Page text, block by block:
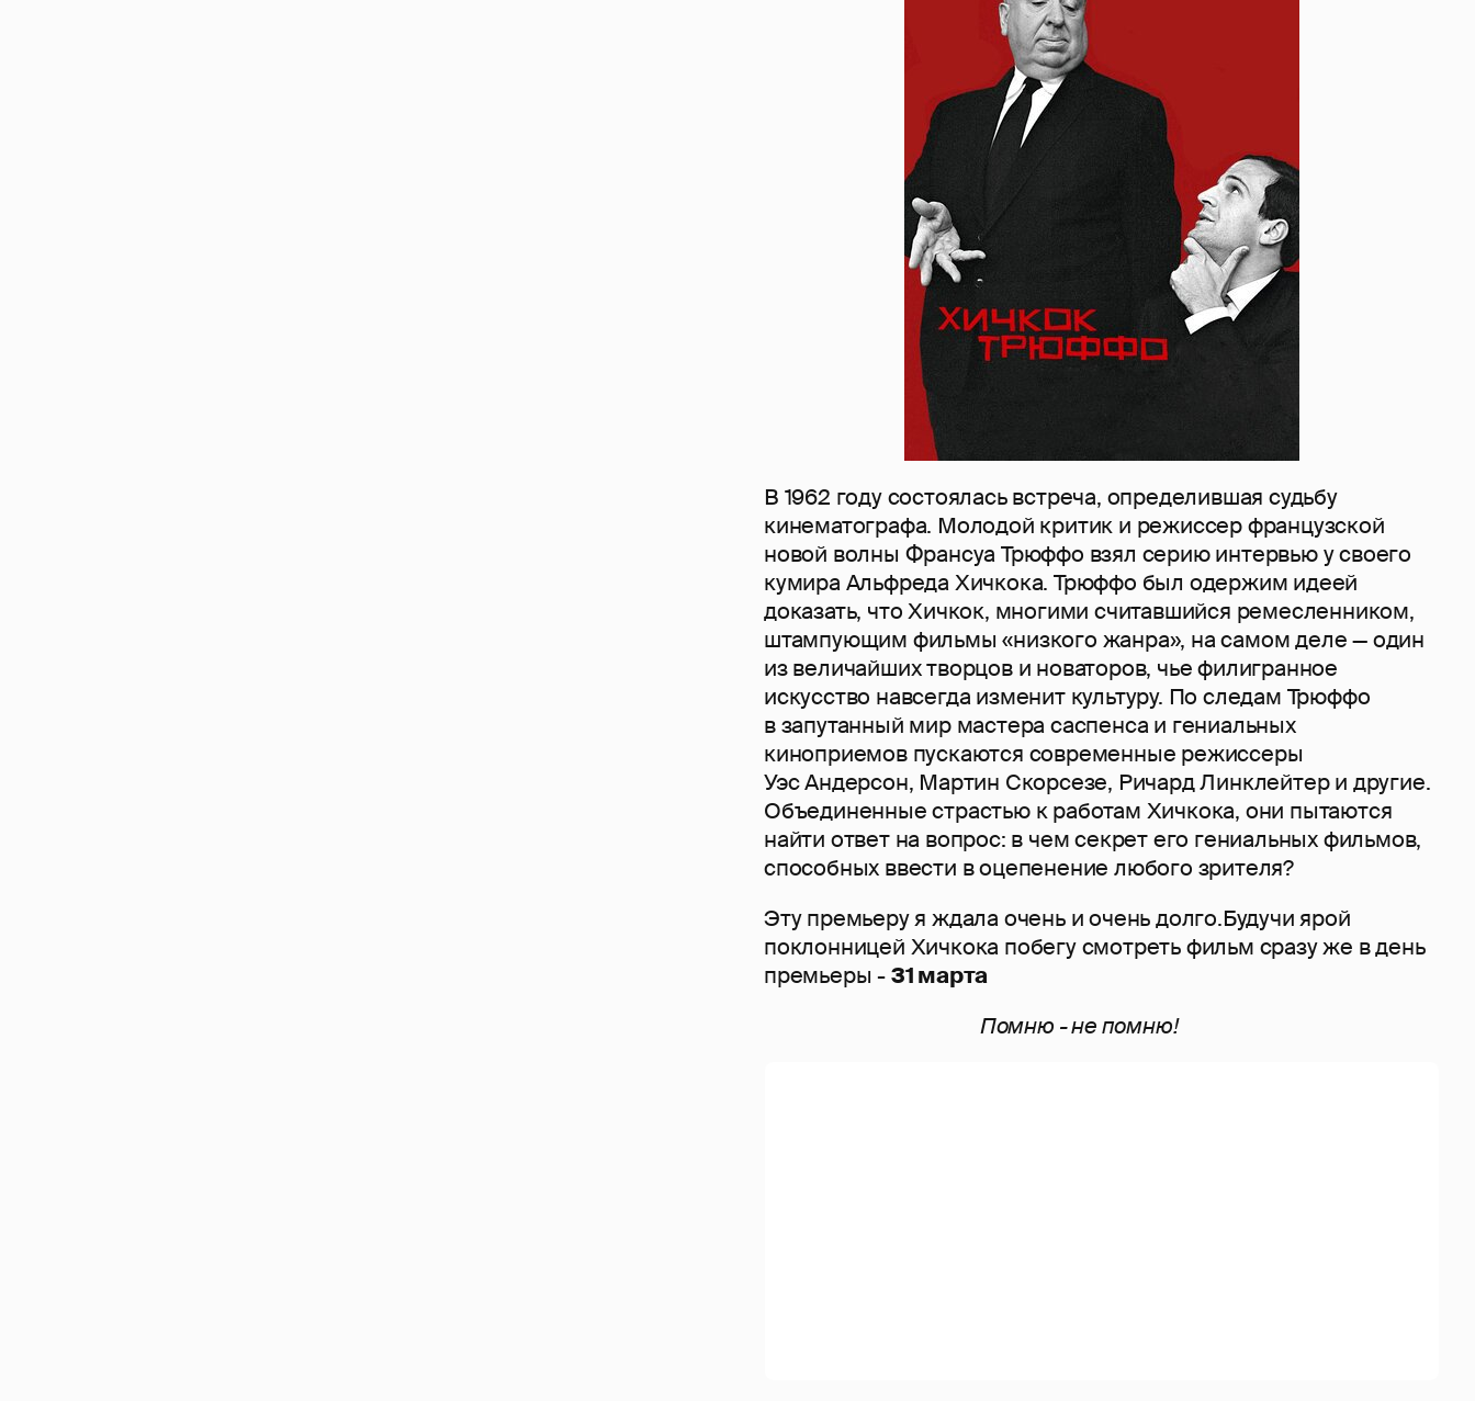
В 1962 году состоялась встреча, определившая судьбу
кинематографа. Молодой критик и режиссер французской
новой волны Франсуа Трюффо взял серию интервью у своего
кумира Альфреда Хичкока. Трюффо был одержим идеей
доказать, что Хичкок, многими считавшийся ремесленником,
штампующим фильмы «низкого жанра», на самом деле — один
из величайших творцов и новаторов, чье филигранное
искусство навсегда изменит культуру. По следам Трюффо
в запутанный мир мастера саспенса и гениальных
киноприемов пускаются современные режиссеры
Уэс Андерсон, Мартин Скорсезе, Ричард Линклейтер и другие.
Объединенные страстью к работам Хичкока, они пытаются
найти ответ на вопрос: в чем секрет его гениальных фильмов,
способных ввести в оцепенение любого зрителя?
Эту премьеру я ждала очень и очень долго.Будучи ярой
поклонницей Хичкока побегу смотреть фильм сразу же в день
премьеры -31 марта
Помню - не помню!